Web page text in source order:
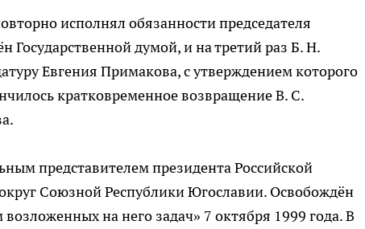
исполнял обязанности председателя
Государственной думой, и на третий раз Б. Н.
Евгения Примакова, с утверждением которого
кратковременное возвращение В. С.
представителем президента Российской
Союзной Республики Югославии. Освобождён
на него задач» 7 октября 1999 года. В